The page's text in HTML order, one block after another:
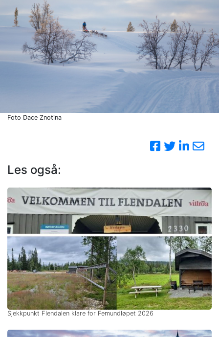
Foto Dace Znotina
Les også:
Sjekkpunkt Flendalen klare for Femundløpet 2026